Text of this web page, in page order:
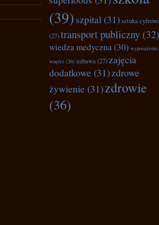
(39)szpital (31)sztuka
(27)transport publiczny (32)
wiedza medyczna(30) wyposażenie
wnętrz (26) zabawa(27) zajęcia
dodatkowe (31)zdrowe
żywienie (31)zdrowie
(36)